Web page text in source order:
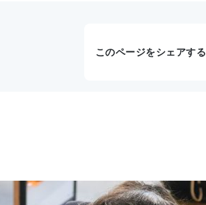
このページをシェアする